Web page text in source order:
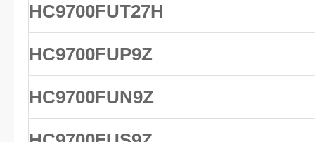
HC9700FUT27H
HC9700FUP9Z
HC9700FUN9Z